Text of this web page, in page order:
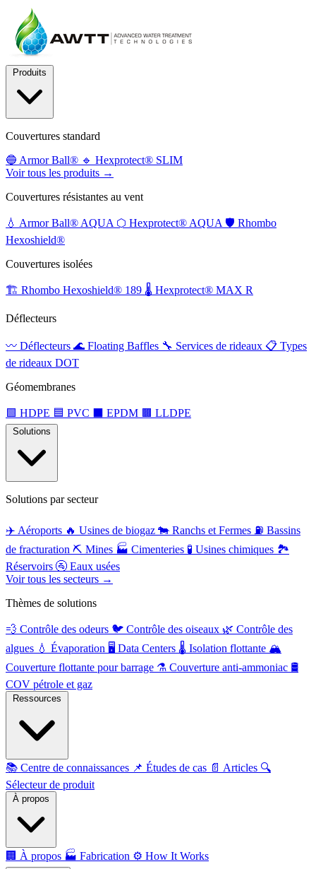
Couvertures standard
🔵 Armor Ball® 🔹 Hexprotect® SLIM
Voir tous les produits →
Couvertures résistantes au vent
💧 Armor Ball® AQUA ⬡ Hexprotect® AQUA 🛡️ Rhombo
Hexoshield®
Couvertures isolées
🏗️ Rhombo Hexoshield® 189 🌡️ Hexprotect® MAX R
Déflecteurs
〰️ Déflecteurs 🌊 Floating Baffles 🔧 Services de rideaux 📋 Types
de rideaux DOT
Géomembranes
🟩 HDPE 🟦 PVC EPDM 🟫 LLDPE
Solutions par secteur
✈️ Aéroports 🔥 Usines de biogaz 🐄 Ranchs et Fermes ⛽ Bassins
de fracturation ⛏️ Mines 🏭 Cimenteries 🧪 Usines chimiques 🏞️
Réservoirs 🚰 Eaux usées
Voir tous les secteurs →
Thèmes de solutions
💨 Contrôle des odeurs 🐦 Contrôle des oiseaux 🌿 Contrôle des
algues 💧 Évaporation 🖥️ Data Centers 🌡️ Isolation flottante 🏔️
Couverture flottante pour barrage ⚗️ Couverture anti-ammoniac 🛢️
COV pétrole et gaz
📚 Centre de connaissances 📌 Études de cas 📄 Articles 🔍
Sélecteur de produit
🏢 À propos 🏭 Fabrication ⚙️ How It Works